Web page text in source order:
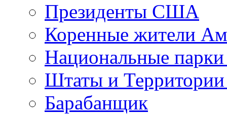
Президенты США
Коренные жители
Национальные
Штаты и
Барабанщик